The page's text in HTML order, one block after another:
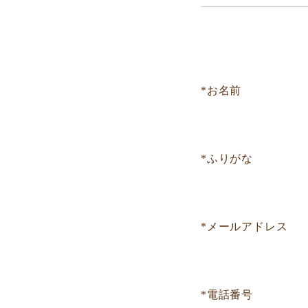
*お名前
*ふりがな
*メールアドレス
*電話番号